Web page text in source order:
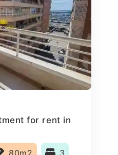
for rent in
80m2 3